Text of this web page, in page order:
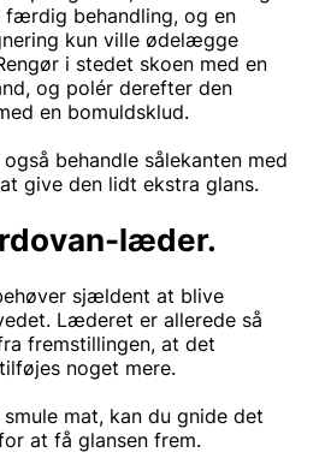
færdig behandling, og en
kun ville ødelægge
i stedet skoen med en
og polér derefter den
en bomuldsklud.
behandle sålekanten med
give den lidt ekstra glans.
læder.
sjældent at blive
Læderet er allerede så
fremstillingen, at det
noget mere.
mat, kan du gnide det
at få glansen frem.